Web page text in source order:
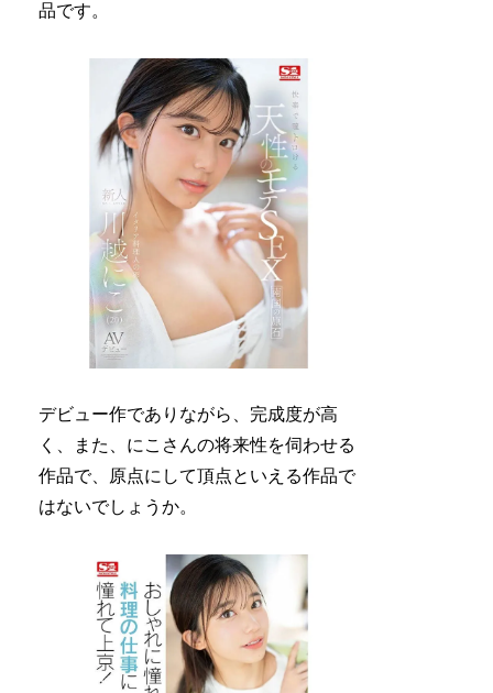
品です。
デビュー作でありながら、完成度が高
く、また、にこさんの将来性を伺わせる
作品で、原点にして頂点といえる作品で
はないでしょうか。